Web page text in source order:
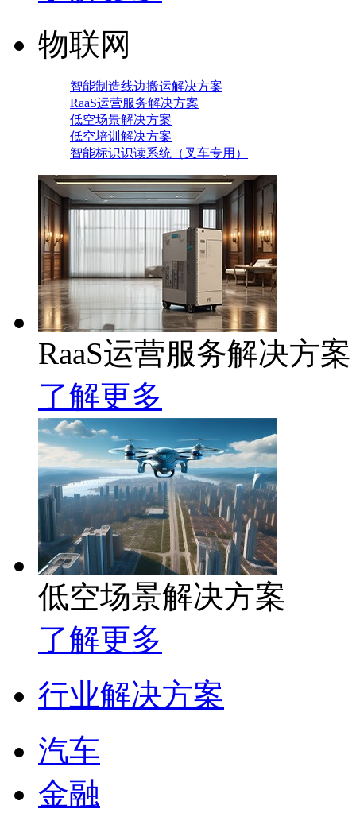
物联网
智能制造线边搬运解决方案
RaaS运营服务解决方案
低空场景解决方案
低空培训解决方案
智能标识识读系统（叉车专用）
RaaS运营服务解决方案
了解更多
低空场景解决方案
了解更多
行业解决方案
汽车
金融